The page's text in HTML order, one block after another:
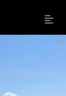
Menu
©